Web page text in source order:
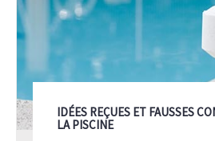
IDÉES REÇUES ET FAUSSES
LA PISCINE